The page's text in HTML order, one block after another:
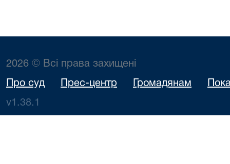
2026 © Всі права захищені
Про суд Прес-центр Громадянам
v1.38.1